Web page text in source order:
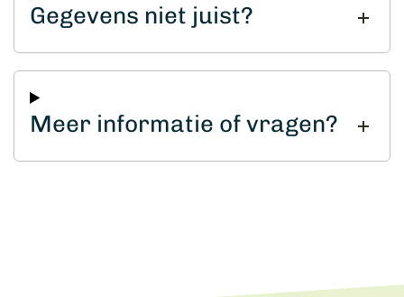
Gegevens niet juist?
Meer informatie of vragen?